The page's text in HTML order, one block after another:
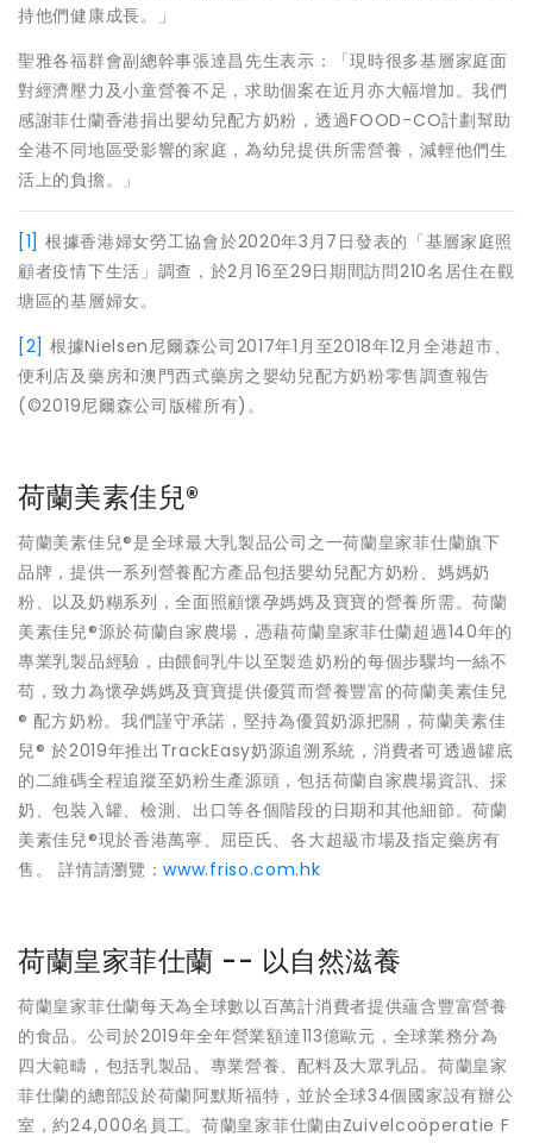
持他們健康成長。」
聖雅各福群會副總幹事張達昌先生表示：「現時很多基層家庭面
對經濟壓力及小童營養不足，求助個案在近月亦大幅增加。我們
感謝菲仕蘭香港捐出嬰幼兒配方奶粉，透過FOOD-CO計劃幫助
全港不同地區受影響的家庭，為幼兒提供所需營養，減輕他們生
活上的負擔。」
[1] 根據香港婦女勞工協會於2020年3月7日發表的「基層家庭照
顧者疫情下生活」調查，於2月16至29日期間訪問210名居住在觀
塘區的基層婦女。
[2] 根據Nielsen尼爾森公司2017年1月至2018年12月全港超市、
便利店及藥房和澳門西式藥房之嬰幼兒配方奶粉零售調查報告
(©2019尼爾森公司版權所有)。
荷蘭美素佳兒®
荷蘭美素佳兒®是全球最大乳製品公司之一荷蘭皇家菲仕蘭旗下
品牌，提供一系列營養配方產品包括嬰幼兒配方奶粉、媽媽奶
粉、以及奶糊系列，全面照顧懷孕媽媽及寶寶的營養所需。荷蘭
美素佳兒®源於荷蘭自家農場，憑藉荷蘭皇家菲仕蘭超過140年的
專業乳製品經驗，由餵飼乳牛以至製造奶粉的每個步驟均一絲不
苟，致力為懷孕媽媽及寶寶提供優質而營養豐富的荷蘭美素佳兒
® 配方奶粉。我們謹守承諾，堅持為優質奶源把關，荷蘭美素佳
兒® 於2019年推出TrackEasy奶源追溯系統，消費者可透過罐底
的二維碼全程追蹤至奶粉生產源頭，包括荷蘭自家農場資訊、採
奶、包裝入罐、檢測、出口等各個階段的日期和其他細節。荷蘭
美素佳兒®現於香港萬寧、屈臣氏、各大超級市場及指定藥房有
售。 詳情請瀏覽：www.friso.com.hk
荷蘭皇家菲仕蘭 -- 以自然滋養
荷蘭皇家菲仕蘭每天為全球數以百萬計消費者提供蘊含豐富營養
的食品。公司於2019年全年營業額達113億歐元，全球業務分為
四大範疇，包括乳製品、專業營養、配料及大眾乳品。荷蘭皇家
菲仕蘭的總部設於荷蘭阿默斯福特，並於全球34個國家設有辦公
室，約24,000名員工。荷蘭皇家菲仕蘭由Zuivelcoöperatie F